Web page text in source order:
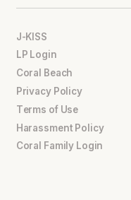
J-KISS
LP Login
Coral Beach
Privacy Policy
Terms of Use
Harassment Policy
Coral Family Login